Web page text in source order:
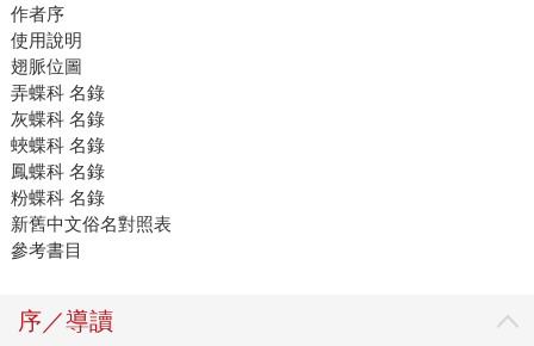
作者序
使用說明
翅脈位圖
弄蝶科 名錄
灰蝶科 名錄
蛺蝶科 名錄
鳳蝶科 名錄
粉蝶科 名錄
新舊中文俗名對照表
參考書目
序／導讀